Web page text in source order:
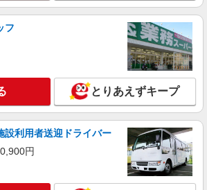
詳細を見る
ナビグループ）/MD34
スタッフ ◆デイサービス、サービス付き
者向け住宅、グループホームなど様々な勤
から選べます。
未経験：時給1250〜1450円（資格・経験によ
経験者：時給1450〜1650円（資格・経験によ
8時間×22日（週5
29万400円 ◆昇給あり ◆支払い方法 ※日払
/週払い/月払い対応も可能です。詳しくは面談時
ご相談ください。 ◆交通費：別途全額支給 ※当
定あり
広島県広島市中区 【最寄駅】 ◆各線「八丁堀
◆各線「十日市町駅」 ◆各線「本通駅」 ★
の他、近隣に多数勤務地あります！
詳細を見る
フ
とりあえずキープ
設利用者送迎ドライバー
円